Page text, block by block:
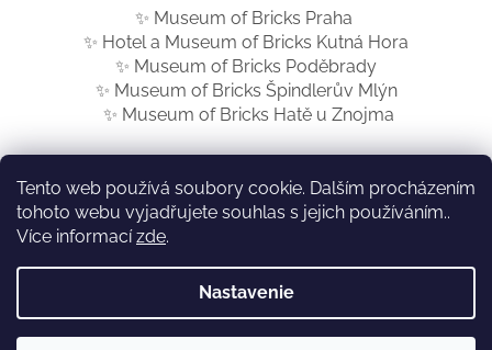
Tento web používá soubory cookie. Dalším procházením
tohoto webu vyjadřujete souhlas s jejich používáním..
Více informacízde.
Nastavenie
✨ Museum of Bricks Praha
✨ Hotel a Museum of Bricks Kutná Hora
✨ Museum of Bricks Poděbrady
✨ Museum of Bricks Špindlerův Mlýn
✨ Museum of Bricks Hatě u Znojma
Vytvoril Shoptet
Museum of Bricks SK
vyhradené.Upraviť nastavenie cookies